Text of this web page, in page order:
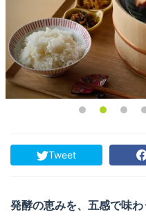
Tweet
発酵の恵みを、五感で味